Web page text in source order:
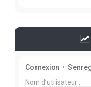
Connexion •
Nom d’utilisateur :